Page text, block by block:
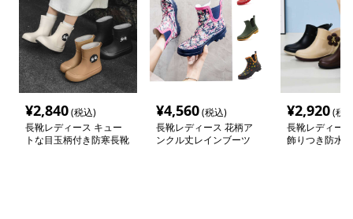
¥2,840(税込)
長靴レディース キュー
トな目玉柄付き防寒長靴
¥4,560(税込)
長靴レディース 花柄ア
ンクル丈レインブーツ
¥2,920(税
長靴レディー
飾りつき防水